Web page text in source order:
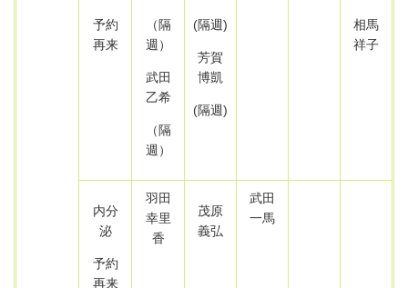
予約
再来
（隔
週）
武田
乙希
（隔
週）
(隔週)
芳賀
博凱
(隔週)
相馬
祥子
内分
泌
予約
再来
羽田
幸里
香
茂原
義弘
武田
一馬